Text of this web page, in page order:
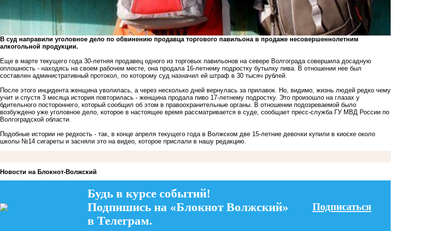
В суд направили уголовное дело по обвинению продавца торгового павильона в продаже несовершеннолетним
алкогольной продукции.
Еще в марте текущего года 30-летняя продавец одного из торговых павильонов на севере Волгограда совершила досадную
оплошность - находясь на своем рабочем месте, она продала 16-летнему подростку бутылку пива. В отношении нее был
составлен административный протокол, по которому суд назначил ей штраф в 30 тысяч рублей.
После этого инцидента женщина уволилась, а через несколько дней вернулась за прилавок. Но, видимо, жизнь людей редко чему
учит и спустя 3 месяца история повторилась - женщина продала пиво 17-летнему подростку. Это произошло на глазах у
бдительного постороннего, который сообщил об этом в правоохранительные органы. В отношении подозреваемой было
возбуждено уже уголовное дело, которое в настоящее время рассматривается в суде, сообщает пресс-служба ГУ МВД России по
Волгоградской области.
Подобные истории не редкость - так, в конце апреля текущего года в Волжском две 15-летние девочки купили в киоске около
школы №14 сигареты и засняли это на видео , которое прислали в нашу редакцию.
Новости на Блoкнoт-Волжский
Будь в курсе событий!
Подпишись на «Блокнот Волжский»
в Телеграм.
Подписаться